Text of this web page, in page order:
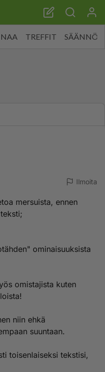
TREFFIT SÄÄNNÖT
Ilmoita
mersuista, ennen
ominaisuuksista
omistajista kuten
niin ehkä
suuntaan.
toisenlaiseksi tekstisi,